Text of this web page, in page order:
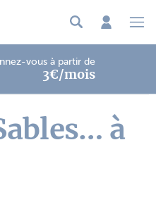
vous à partir de
3€/mois
à